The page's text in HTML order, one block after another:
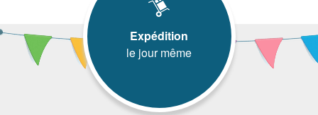
Expédition
le jour même